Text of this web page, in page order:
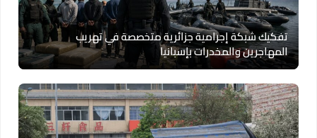
تفكيك شبكة إجرامية جزائرية متخصصة في تهريب
المهاجرين والمخدرات بإسبانيا